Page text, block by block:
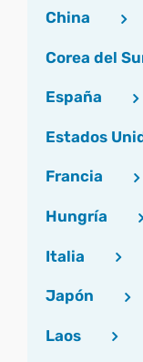
China
Corea del
España
Estados
Francia
Hungría
Italia
Japón
Laos